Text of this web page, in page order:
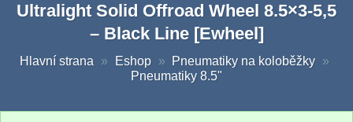
Ultralight Solid Offroad Wheel 8.5×3-5,5
– Black Line [Ewheel]
Hlavní strana » Eshop » Pneumatiky na koloběžky »
Pneumatiky 8.5"